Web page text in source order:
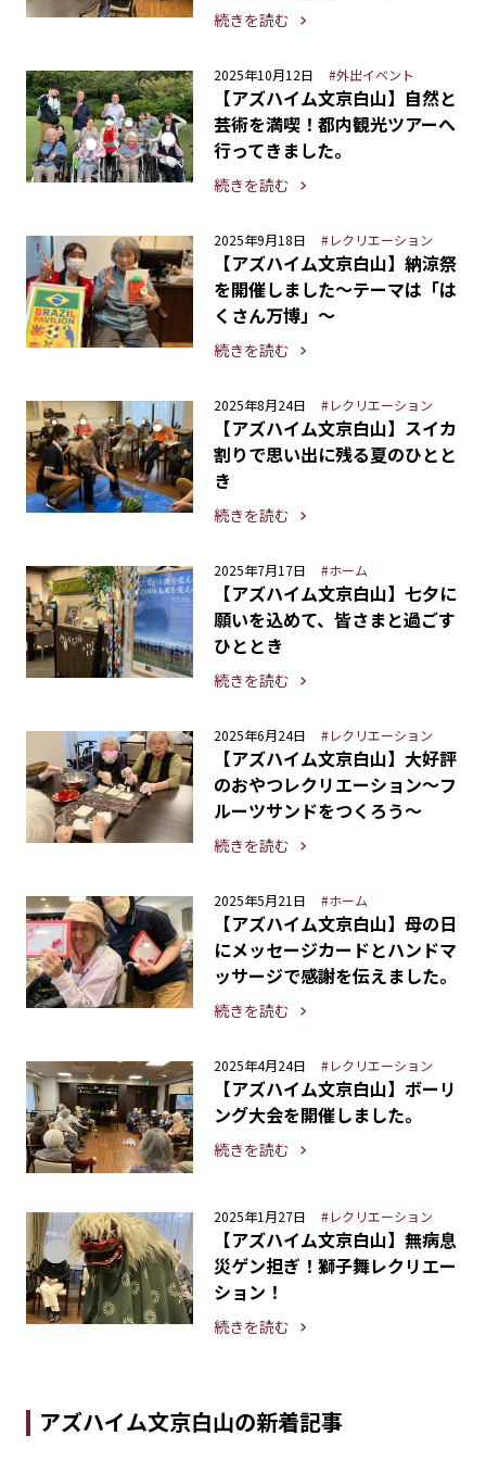
続きを読む
2025年10月12日 #外出イベント
【アズハイム文京白山】自然と
芸術を満喫！都内観光ツアーへ
行ってきました。
続きを読む
2025年9月18日 #レクリエーション
【アズハイム文京白山】納涼祭
を開催しました〜テーマは「は
くさん万博」〜
続きを読む
2025年8月24日 #レクリエーション
【アズハイム文京白山】スイカ
割りで思い出に残る夏のひとと
き
続きを読む
2025年7月17日 #ホーム
【アズハイム文京白山】七夕に
願いを込めて、皆さまと過ごす
ひととき
続きを読む
2025年6月24日 #レクリエーション
【アズハイム文京白山】大好評
のおやつレクリエーション〜フ
ルーツサンドをつくろう〜
続きを読む
2025年5月21日 #ホーム
【アズハイム文京白山】母の日
にメッセージカードとハンドマ
ッサージで感謝を伝えました。
続きを読む
2025年4月24日 #レクリエーション
【アズハイム文京白山】ボーリ
ング大会を開催しました。
続きを読む
2025年1月27日 #レクリエーション
【アズハイム文京白山】無病息
災ゲン担ぎ！獅子舞レクリエー
ション！
続きを読む
アズハイム文京白山の新着記事